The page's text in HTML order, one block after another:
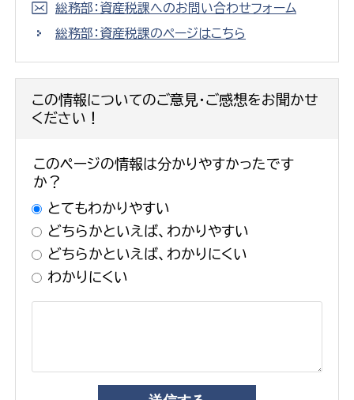
総務部：資産税課へのお問い合わせフォーム
総務部：資産税課のページはこちら
この情報についてのご意見・ご感想をお聞かせ
ください！
このページの情報は分かりやすかったです
か？
とてもわかりやすい
どちらかといえば、わかりやすい
どちらかといえば、わかりにくい
わかりにくい